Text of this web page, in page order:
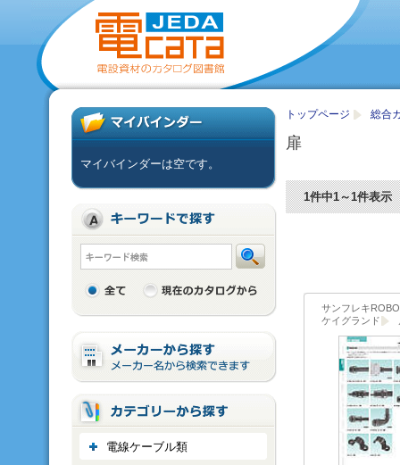
トップページ 総合
扉
1件中1～1件表示
サンフレキROBO
ケイグランド
マイバインダーは空です。
電線ケーブル類